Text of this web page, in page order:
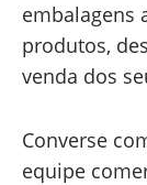
embalagens
produtos,
venda dos
Converse
equipe